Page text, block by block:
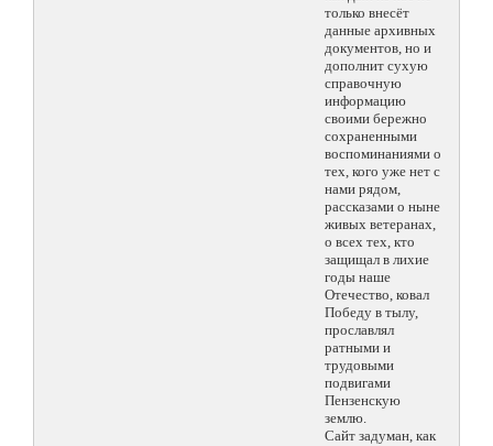
только внесёт
данные архивных
документов, но и
дополнит сухую
справочную
информацию
своими бережно
сохраненными
воспоминаниями о
тех, кого уже нет с
нами рядом,
рассказами о ныне
живых ветеранах,
о всех тех, кто
защищал в лихие
годы наше
Отечество, ковал
Победу в тылу,
прославлял
ратными и
трудовыми
подвигами
Пензенскую
землю.
Сайт задуман, как